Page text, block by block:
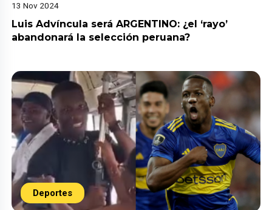
13 Nov 2024
Luis Advíncula será ARGENTINO: ¿el ‘rayo’
abandonará la selección peruana?
Deportes